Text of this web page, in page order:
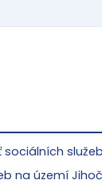
sociálních služeb
na území